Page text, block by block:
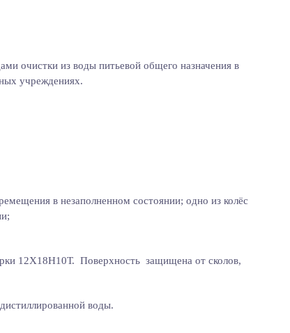
очистки из воды питьевой общего назначения в
учреждениях.
в незаполненном состоянии; одно из колёс
12Х18Н10Т. Поверхность защищена от сколов,
воды.